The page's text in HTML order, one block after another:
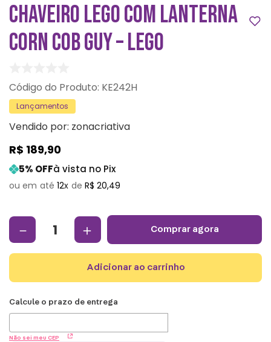
CHAVEIRO LEGO COM LANTERNA
CORN COB GUY – LEGO
: KE242H
Lançamentos
Vendido por: zonacriativa
R$ 189,90
5% OFFà vista no Pix
12 R$ 20,49
＋
－ comprar agora
adicionar ao carrinho
Não sei meu CEP